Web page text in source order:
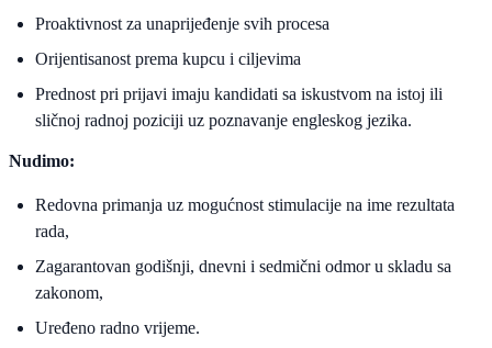
Proaktivnost za unaprijeđenje svih procesa
Orijentisanost prema kupcu i ciljevima
Prednost pri prijavi imaju kandidati sa iskustvom na istoj ili
sličnoj radnoj poziciji uz poznavanje engleskog jezika.
Nudimo:
Redovna primanja uz mogućnost stimulacije na ime rezultata
rada,
Zagarantovan godišnji, dnevni i sedmični odmor u skladu sa
zakonom,
Uređeno radno vrijeme.